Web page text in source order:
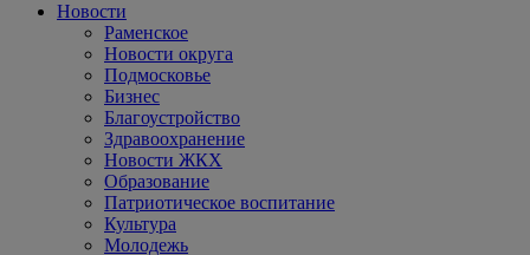
Новости
Раменское
Новости округа
Подмосковье
Бизнес
Благоустройство
Здравоохранение
Новости ЖКХ
Образование
Патриотическое воспитание
Культура
Молодежь